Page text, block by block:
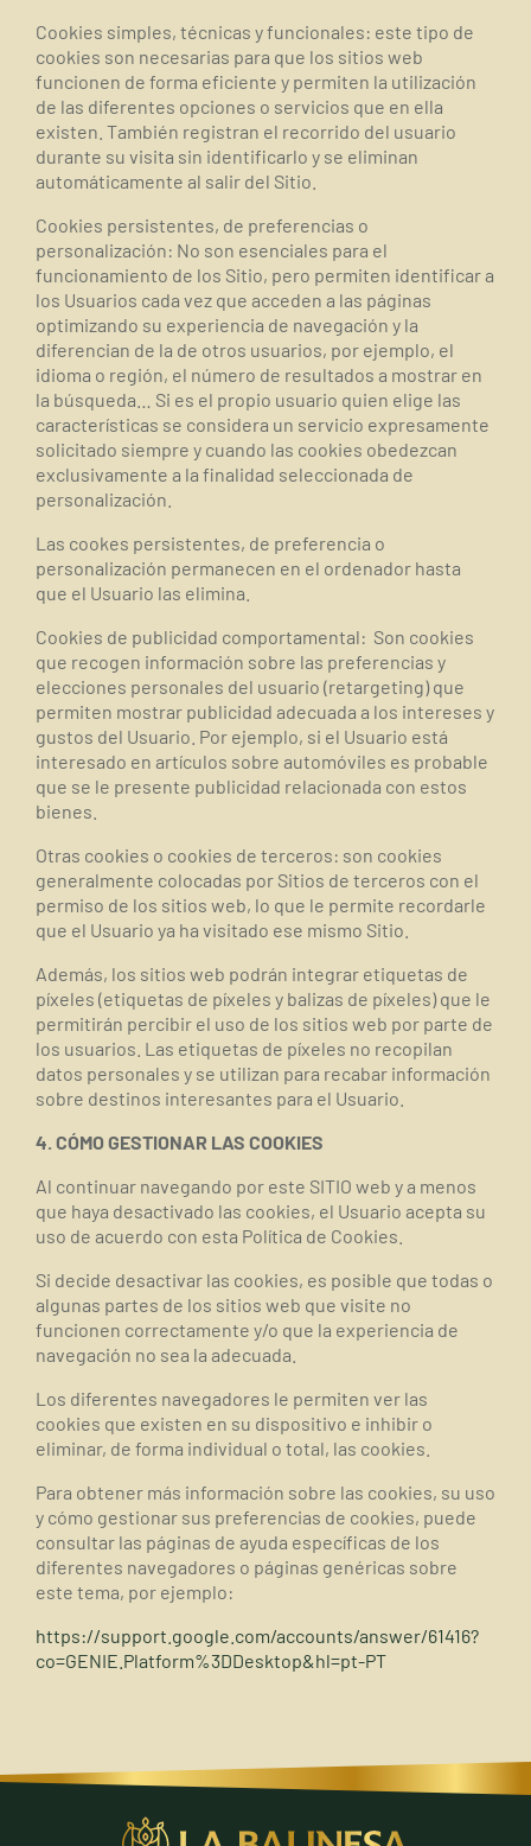
Cookies simples, técnicas y funcionales: este tipo de
cookies son necesarias para que los sitios web
funcionen de forma eficiente y permiten la utilización
de las diferentes opciones o servicios que en ella
existen. También registran el recorrido del usuario
durante su visita sin identificarlo y se eliminan
automáticamente al salir del Sitio.
Cookies persistentes, de preferencias o
personalización: No son esenciales para el
funcionamiento de los Sitio, pero permiten identificar a
los Usuarios cada vez que acceden a las páginas
optimizando su experiencia de navegación y la
diferencian de la de otros usuarios, por ejemplo, el
idioma o región, el número de resultados a mostrar en
la búsqueda… Si es el propio usuario quien elige las
características se considera un servicio expresamente
solicitado siempre y cuando las cookies obedezcan
exclusivamente a la finalidad seleccionada de
personalización.
Las cookes persistentes, de preferencia o
personalización permanecen en el ordenador hasta
que el Usuario las elimina.
Cookies de publicidad comportamental: Son cookies
que recogen información sobre las preferencias y
elecciones personales del usuario (retargeting) que
permiten mostrar publicidad adecuada a los intereses y
gustos del Usuario. Por ejemplo, si el Usuario está
interesado en artículos sobre automóviles es probable
que se le presente publicidad relacionada con estos
bienes.
Otras cookies o cookies de terceros: son cookies
generalmente colocadas por Sitios de terceros con el
permiso de los sitios web, lo que le permite recordarle
que el Usuario ya ha visitado ese mismo Sitio.
Además, los sitios web podrán integrar etiquetas de
píxeles (etiquetas de píxeles y balizas de píxeles) que le
permitirán percibir el uso de los sitios web por parte de
los usuarios. Las etiquetas de píxeles no recopilan
datos personales y se utilizan para recabar información
sobre destinos interesantes para el Usuario.
4. CÓMO GESTIONAR LAS COOKIES
Al continuar navegando por este SITIO web y a menos
que haya desactivado las cookies, el Usuario acepta su
uso de acuerdo con esta Política de Cookies.
Si decide desactivar las cookies, es posible que todas o
algunas partes de los sitios web que visite no
funcionen correctamente y/o que la experiencia de
navegación no sea la adecuada.
Los diferentes navegadores le permiten ver las
cookies que existen en su dispositivo e inhibir o
eliminar, de forma individual o total, las cookies.
Para obtener más información sobre las cookies, su uso
y cómo gestionar sus preferencias de cookies, puede
consultar las páginas de ayuda específicas de los
diferentes navegadores o páginas genéricas sobre
este tema, por ejemplo:
https://support.google.com/accounts/answer/61416?
co=GENIE.Platform%3DDesktop&hl=pt-PT